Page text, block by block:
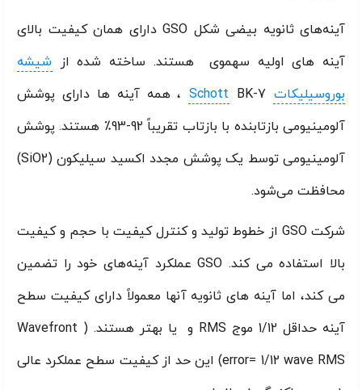
آینه‌های ثانویه بیضی شکل GSO دارای همان کیفیت بالای
آینه های اولیه سهموی هستند. ساخته شده از شیشه
بوروسیلیکات
Schott BK-7 ، همه آینه ها دارای پوشش
آلومینیومی بازتابنده با بازتاب تقریباً 92-93٪ هستند. پوشش
آلومینیومی توسط یک پوشش مجدد اکسید سیلیکون (SiO2)
محافظت می‌شود.
شرکت GSO از خطوط تولید و کنترل کیفیت با حجم و کیفیت
بالا استفاده می کند. GSO عملکرد آینه‌های خود را تضمین
می کند، اما آینه های ثانویه آنها معمولاً دارای کیفیت سطح
آینه حداقل 1/12 موج RMS و یا بهتر هستند. ( Wavefront
error= 1/12 wave RMS) این حد از کیفیت سطح عملکرد عالی